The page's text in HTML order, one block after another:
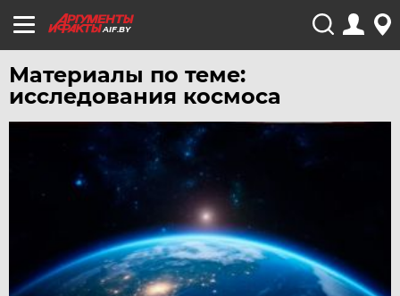
AIF.BY
Материалы по теме:
исследования космоса